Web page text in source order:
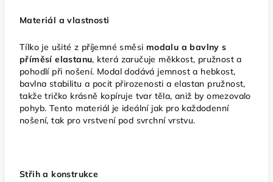
Materiál a vlastnosti
Tílko je ušité z příjemné směsi modalu a bavlny s
příměsí elastanu, která zaručuje měkkost, pružnost a
pohodlí při nošení. Modal dodává jemnost a hebkost,
bavlna stabilitu a pocit přirozenosti a elastan pružnost,
takže tričko krásně kopíruje tvar těla, aniž by omezovalo
pohyb. Tento materiál je ideální jak pro každodenní
nošení, tak pro vrstvení pod svrchní vrstvu.
Střih a konstrukce